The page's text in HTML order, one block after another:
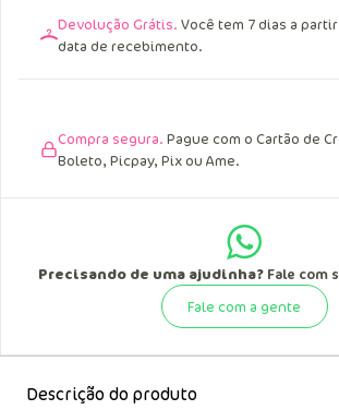
Devolução Grátis. Você tem 7 dias a
data de recebimento.
Compra segura. Pague com o Cartão de
Boleto, Picpay, Pix ou Ame.
Precisando de uma ajudinha?Fale com
Fale com a gente
Descrição do produto